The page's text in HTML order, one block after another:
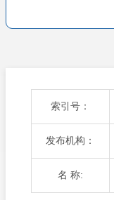
索引号：
发布机构：
名 称: